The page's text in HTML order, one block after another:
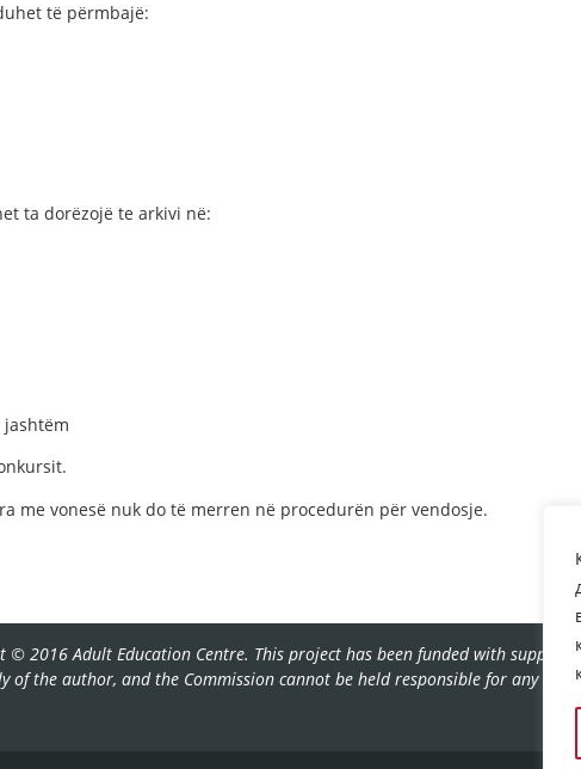
të përmbajë:
ta dorëzojë te arkivi në:
me vonesë nuk do të merren në procedurën për vendosje.
© 2016 Adult Education Centre. This project has been funded with support
of the author, and the Commission cannot be held responsible for any